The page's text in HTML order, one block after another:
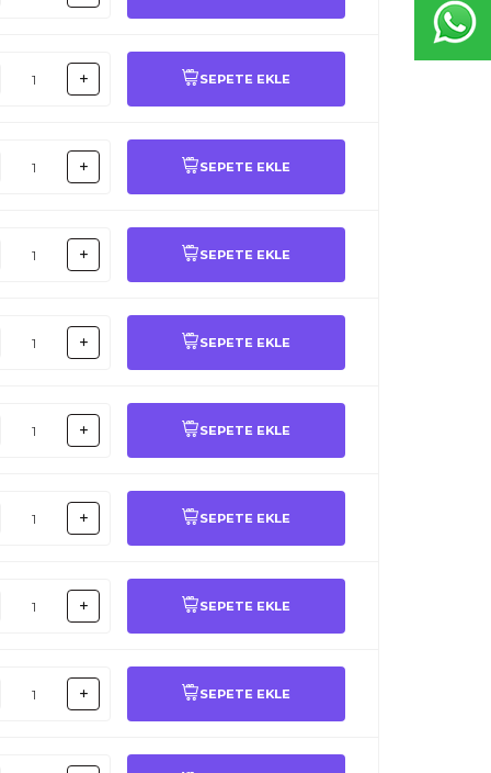
SEPETE EKLE
SEPETE EKLE
SEPETE EKLE
SEPETE EKLE
SEPETE EKLE
SEPETE EKLE
SEPETE EKLE
SEPETE EKLE